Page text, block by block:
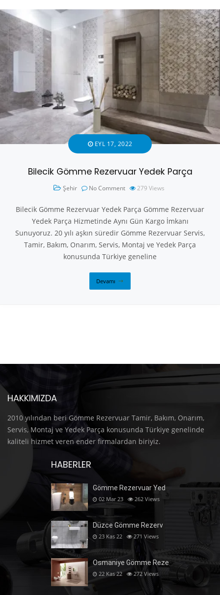
EYL 17, 2022
Bilecik Gömme Rezervuar Yedek Parça
Şehir No Comment 279 Views
Bilecik Gömme Rezervuar Yedek Parça Gömme Rezervuar
Yedek Parça Hizmetinde Aynı Gün Kargo İmkanı
Sunuyoruz. 20 yılı aşkın süredir Gömme Rezervuar Servis,
Tamir, Bakım, Onarım, Servis, Montaj ve Yedek Parça
konusunda Türkiye geneline
Devamı
HAKKIMIZDA
2010 yılından beri Gömme Rezervuar Tamir, Bakım, Onarım,
Servis, Montaj ve Yedek Parça konusunda Türkiye genelinde
kaliteli hizmet veren ender firmalardan biriyiz.
HABERLER
Gömme Rezervuar Yed
02 Mar 23 262 Views
Düzce Gömme Rezerv
23 Kas 22 271 Views
Osmaniye Gömme Reze
22 Kas 22 272 Views